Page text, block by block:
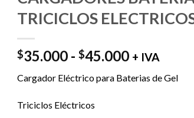
TRICICLOS
$35.000 - $45.000Rango
precios:
+ IVA
Cargador Eléctrico para Baterias de Gel
Triciclos Eléctricos